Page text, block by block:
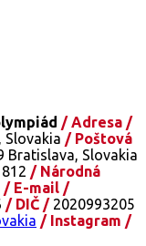
/ Adresa /
Slovakia / Poštová
Bratislava, Slovakia
/ Národná
/ E-mail /
/ DIČ /2020993205
/ Instagram /